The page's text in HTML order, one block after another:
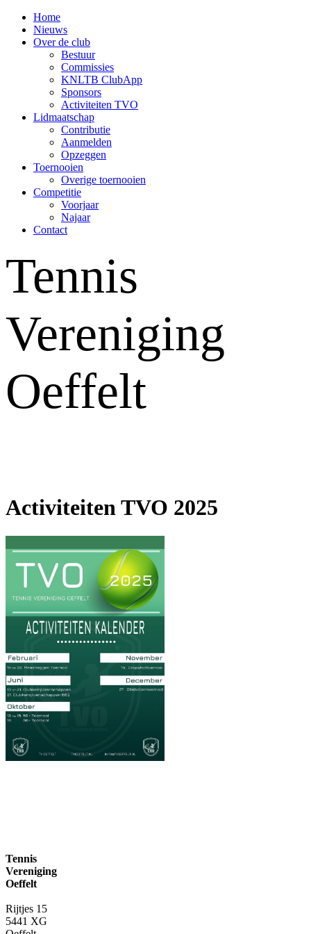
Home
Nieuws
Over de club
Bestuur
Commissies
KNLTB ClubApp
Sponsors
Activiteiten TVO
Lidmaatschap
Contributie
Aanmelden
Opzeggen
Toernooien
Overige toernooien
Competitie
Voorjaar
Najaar
Contact
Tennis
Vereniging
Oeffelt
Activiteiten TVO 2025
Tennis
Vereniging
Oeffelt
Rijtjes 15
5441 XG